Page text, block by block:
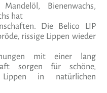
Bienenwachs,
hat
Die Belico LIP
rissige Lippen wieder
mit einer lang
sorgen für schöne,
Lippen in natürlichen